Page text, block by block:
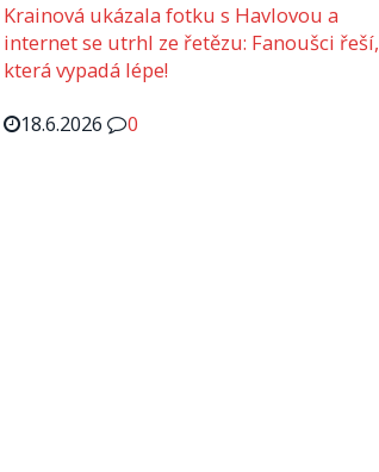
Krainová ukázala fotku s Havlovou a
internet se utrhl ze řetězu: Fanoušci řeší,
která vypadá lépe!
18.6.2026
0